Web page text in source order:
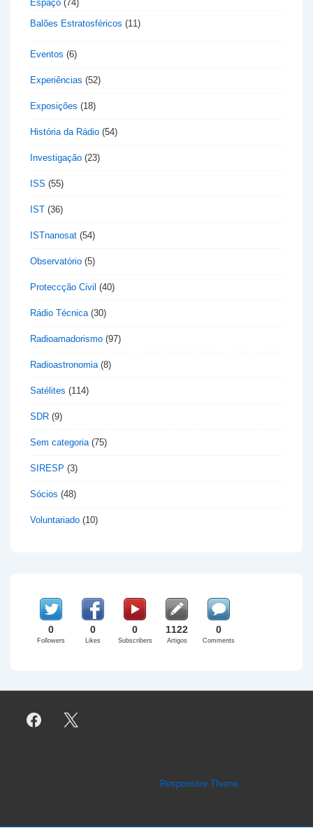
Espaço (74)
Balões Estratosféricos (11)
Eventos (6)
Experiências (52)
Exposições (18)
História da Rádio (54)
Investigação (23)
ISS (55)
IST (36)
ISTnanosat (54)
Observatório (5)
Proteccção Civil (40)
Rádio Técnica (30)
Radioamadorismo (97)
Radioastronomia (8)
Satélites (114)
SDR (9)
Sem categoria (75)
SIRESP (3)
Sócios (48)
Voluntariado (10)
0
Followers
0
Likes
0
Subscribers
1122
Artigos
0
Comments
Responsive Theme